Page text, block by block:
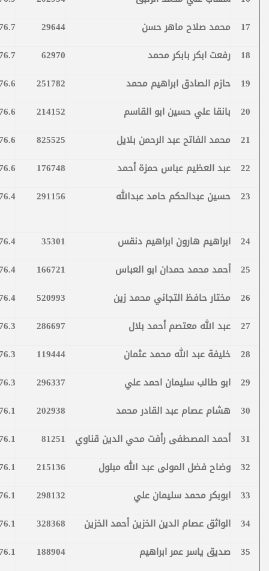
17
محمد صلاح ماهر حسن 29644
18
رفعت ابكر بابكر محمد 62970
19
حازم الصادق ابراهيم محمد 251782
20
بانقا علي حسين ابو القاسم 214152
21
محمد الفاتح عبد الرحمن بلايل 825525
22
عبد العظيم عباس حمزة أحمد 176748
23
حسين عبدالحكم حامد عبدالله 291156
24 ابراهيم هارون ابراهيم دنقس 35301
25
أحمد محمد حمدان ابو العباس 166721
26
مختار حافظ التجاني محمد زين 520993
27
عبد الله معتصم أحمد بلال 286697
28
خليفة عبد الله محمد عثمان 119444
29
ابو طالب سليمان احمد علي 296337
30
هشام عصام عبد القادر محمد 202938
31
أحمد المصطفى رأفت محي الدين قناوي 81251
32
وضاح فضل المولى عبد الله مبلول 215136
33
ابوبكر محمد سليمان علي 298132
34
الواثق عصام الدين الخزين أحمد الخزين 328368
35
صديق ياسر عمر ابراهيم 188904